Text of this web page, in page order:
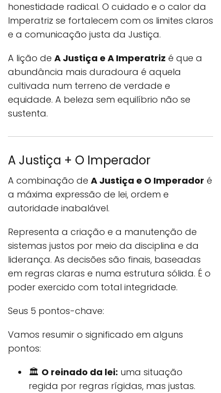
honestidade radical. O cuidado e o calor da
Imperatriz se fortalecem com os limites claros
e a comunicação justa da Justiça.
A lição de A Justiça e A Imperatriz é que a
abundância mais duradoura é aquela
cultivada num terreno de verdade e
equidade. A beleza sem equilíbrio não se
sustenta.
A Justiça + O Imperador
A combinação de A Justiça e O Imperador é
a máxima expressão de lei, ordem e
autoridade inabalável.
Representa a criação e a manutenção de
sistemas justos por meio da disciplina e da
liderança. As decisões são finais, baseadas
em regras claras e numa estrutura sólida. É o
poder exercido com total integridade.
Seus 5 pontos-chave:
Vamos resumir o significado em alguns
pontos:
🏛️ O reinado da lei: uma situação
regida por regras rígidas, mas justas.